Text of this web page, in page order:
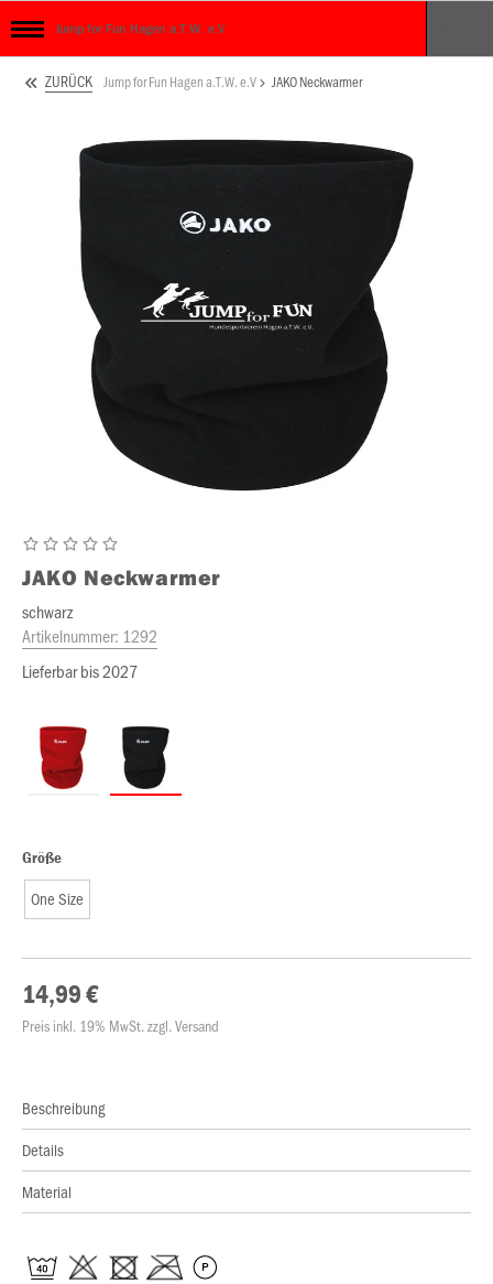
Jump for Fun Hagen a.T.W. e.V
ZURÜCK Jump for Fun Hagen a.T.W. e.V JAKO Neckwarmer
JAKO Neckwarmer
schwarz
Artikelnummer: 1292
Lieferbar bis 2027
Größe
One Size
14,99 €
Preis inkl. 19% MwSt. zzgl. Versand
Beschreibung
Details
Material